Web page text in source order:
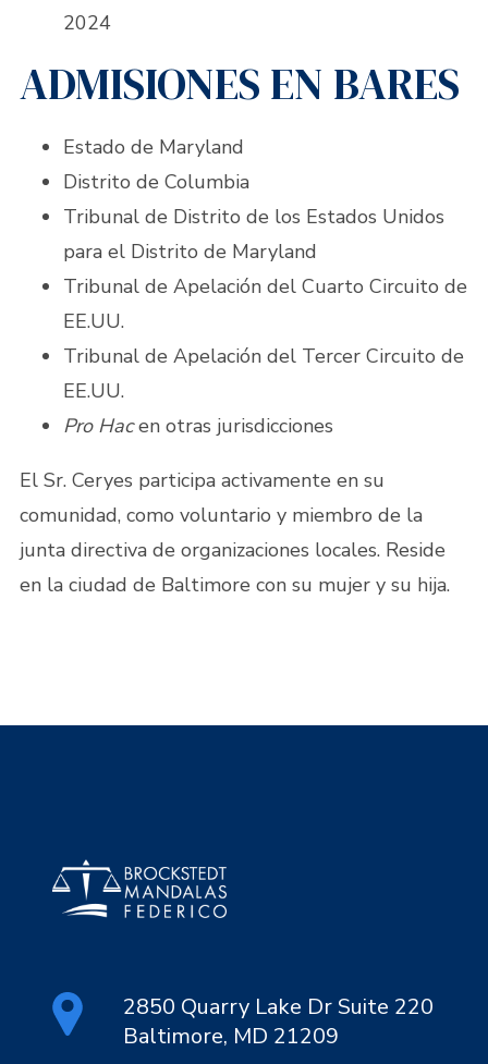
2024
ADMISIONES EN BARES
Estado de Maryland
Distrito de Columbia
Tribunal de Distrito de los Estados Unidos
para el Distrito de Maryland
Tribunal de Apelación del Cuarto Circuito de
EE.UU.
Tribunal de Apelación del Tercer Circuito de
EE.UU.
Pro Hacen otras jurisdicciones
El Sr. Ceryes participa activamente en su
comunidad, como voluntario y miembro de la
junta directiva de organizaciones locales. Reside
en la ciudad de Baltimore con su mujer y su hija.
2850 Quarry Lake Dr Suite 220
Baltimore, MD 21209